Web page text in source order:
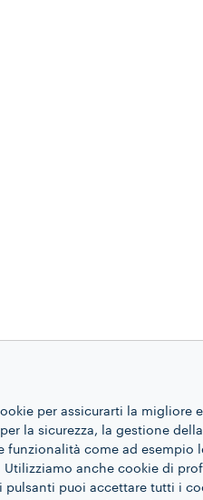
per assicurarti la migliore
la sicurezza, la gestione
funzionalità come ad
anche cookie di
pulsanti puoi accettare tutti i